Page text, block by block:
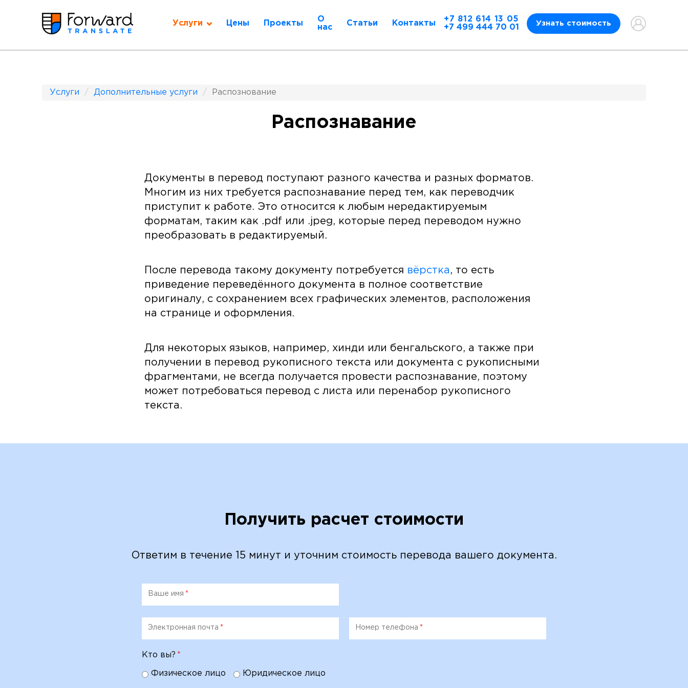
Услуги Цены Проекты
О
нас
Статьи Контакты
+7 812 614 13 05
+7 499 444 70 01
Узнать стоимость
Услуги Дополнительные услуги Распознование
Распознавание
Документы в перевод поступают разного качества и разных форматов.
Многим из них требуется распознавание перед тем, как переводчик
приступит к работе. Это относится к любым нередактируемым
форматам, таким как .pdf или .jpeg, которые перед переводом нужно
преобразовать в редактируемый.
После перевода такому документу потребуется вёрстка , то есть
приведение переведённого документа в полное соответствие
оригиналу, с сохранением всех графических элементов, расположения
на странице и оформления.
Для некоторых языков, например, хинди или бенгальского, а также при
получении в перевод рукописного текста или документа с рукописными
фрагментами, не всегда получается провести распознавание, поэтому
может потребоваться перевод с листа или перенабор рукописного
текста.
Получить расчет стоимости
Ответим в течение 15 минут и уточним стоимость перевода вашего документа.
Ваше имя *
Электронная почта * Номер телефона *
Кто вы? *
Физическое лицо Юридическое лицо